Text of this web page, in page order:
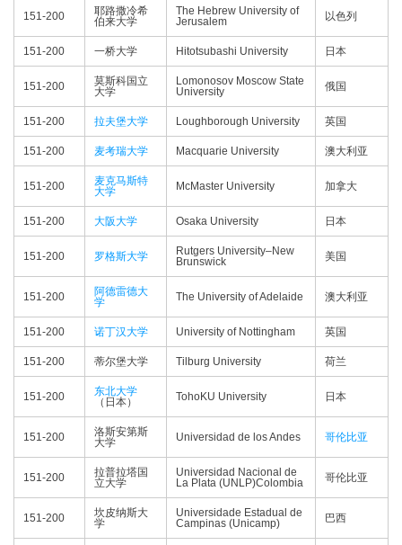
151-200
耶路撒冷希
伯来大学
The Hebrew University of
Jerusalem
以色列
151-200 一桥大学 Hitotsubashi University 日本
151-200
莫斯科国立
大学
Lomonosov Moscow State
University
俄国
151-200 拉夫堡大学 Loughborough University 英国
151-200 麦考瑞大学 Macquarie University 澳大利亚
151-200
麦克马斯特
大学
McMaster University 加拿大
151-200 大阪大学 Osaka University 日本
151-200 罗格斯大学
Rutgers University–New
Brunswick
美国
151-200
阿德雷德大
学
The University of Adelaide 澳大利亚
151-200 诺丁汉大学 University of Nottingham 英国
151-200 蒂尔堡大学 Tilburg University 荷兰
151-200
东北大学
（日本）
TohoKU University 日本
151-200
洛斯安第斯
大学
Universidad de los Andes 哥伦比亚
151-200
拉普拉塔国
立大学
Universidad Nacional de
La Plata (UNLP)Colombia
哥伦比亚
151-200
坎皮纳斯大
学
Universidade Estadual de
Campinas (Unicamp)
巴西